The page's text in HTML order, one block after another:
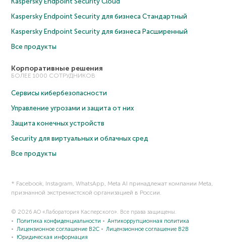
Kaspersky Endpoint Security для бизнеса Cтандартный
Kaspersky Endpoint Security для бизнеса Расширенный
Все продукты
Корпоративные решения
БОЛЕЕ 1000 СОТРУДНИКОВ
Сервисы кибербезопасности
Управление угрозами и защита от них
Защита конечных устройств
Security для виртуальных и облачных сред
Все продукты
* Facebook, Instagram, WhatsApp, Meta AI принадлежат компании Meta,
признанной экстремистской организацией в России.
© 2026 АО «Лаборатория Касперского». Все права защищены.
Политика конфиденциальности
Антикоррупционная политика
Лицензионное соглашение B2C
Лицензионное соглашение B2B
Юридическая информация